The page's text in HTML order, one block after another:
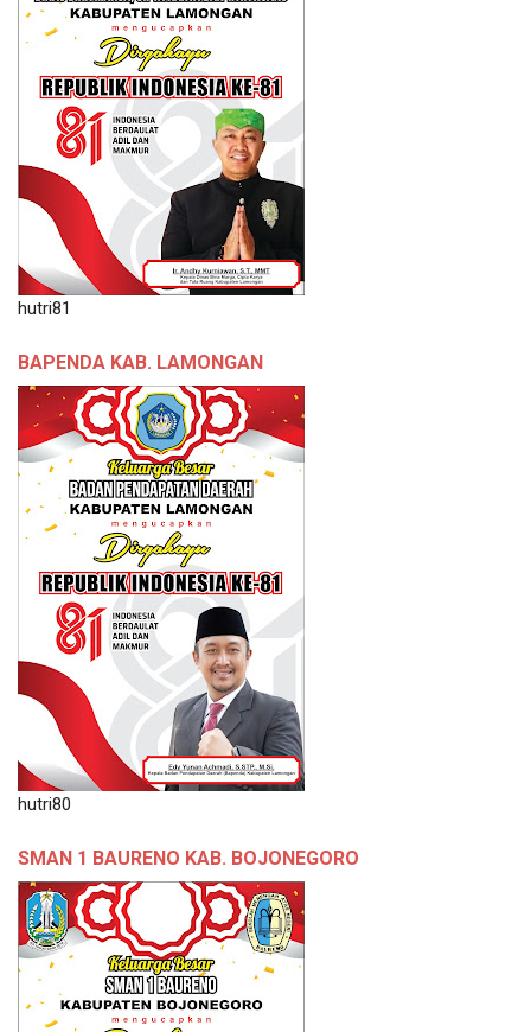
hutri81
BAPENDA KAB. LAMONGAN
hutri80
SMAN 1 BAURENO KAB. BOJONEGORO